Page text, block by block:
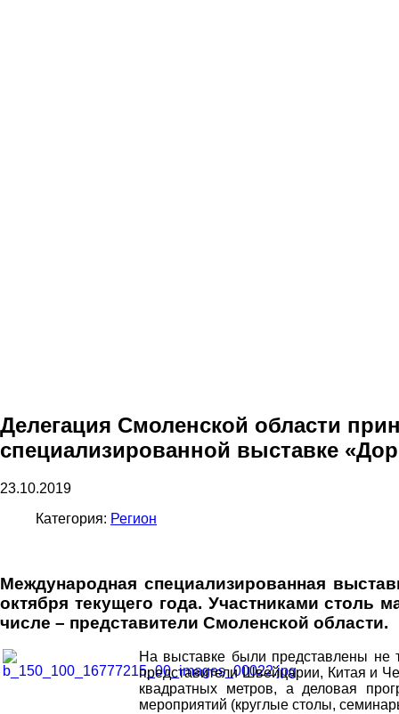
Делегация Смоленской области
специализированной выставке
23.10.2019
Категория: Регион
Международная специализированная
октября текущего года. Участниками столь
числе – представители Смоленской области.
На выставке были представлены не
представители Швейцарии, Китая и
квадратных метров, а деловая
мероприятий (круглые столы,